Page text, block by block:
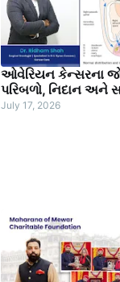
ઓવેરિયન કેન્સરના
પરિબળો, નિદાન અને
July 17, 2026